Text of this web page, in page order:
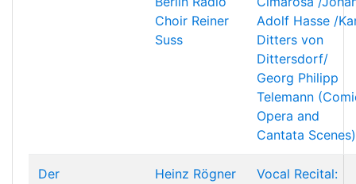
Choir Reiner
Suss
Adolf Hasse /
Ditters von
Dittersdorf/
Georg Philipp
Telemann
Opera and
Cantata Scenes)
Der
Heinz Rögner
Vocal Recital: